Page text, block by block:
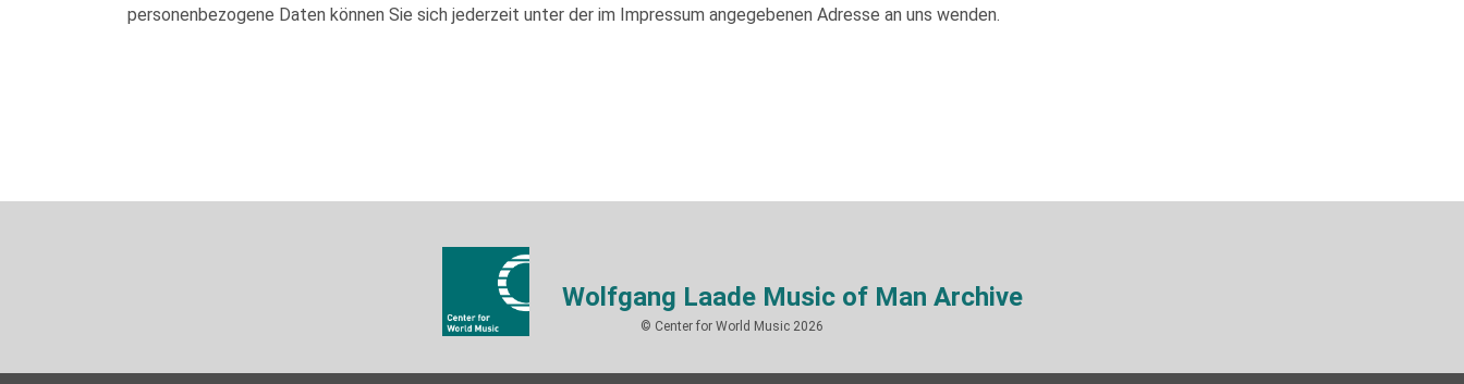
personenbezogene Daten können Sie sich jederzeit unter der im Impressum angegebenen Adresse an uns wenden.
Wolfgang Laade Music of Man Archive
© Center for World Music 2026